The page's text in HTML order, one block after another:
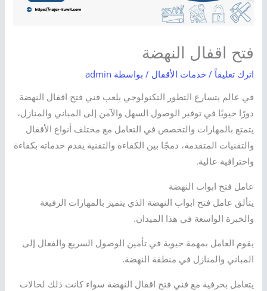
فتح اقفال النهضة
اترك تعليقاً / خدمات الأقفال / بواسطة admin
في عالم يتسارع التطور التكنولوجي يلعب فني فتح اقفال النهضة
دورًا حيويًا في توفير الوصول السهل والآمن إلى المباني والمنازل،
يتمتع بالمهارات والتخصص في التعامل مع مختلف أنواع الأقفال
والتقنيات المتقدمة، دمجًا بين الكفاءة والتقنية يقدم خدماته بكفاءة
واحترافية عالية.
عامل فتح ابواب النهضة
يتألق عامل فتح ابواب النهضة الذي يتميز بالمهارات الرفيعة
والخبرة الواسعة في هذا الميدان.
يقوم العامل بمهمة حيوية في تأمين الوصول السريع والفعال إلى
المباني والمنازل في منطقة النهضة.
يتعامل بحرفية مع فني فتح اقفال النهضة سواء كانت ذلك لحالات